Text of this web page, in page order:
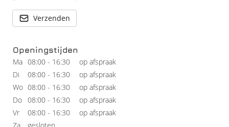
Verzenden
Openingstijden
Ma 08:00 - 16:30
op afspraak
Di
08:00 - 16:30
op afspraak
Wo 08:00 - 16:30
op afspraak
Do 08:00 - 16:30
op afspraak
Vr
08:00 - 16:30
op afspraak